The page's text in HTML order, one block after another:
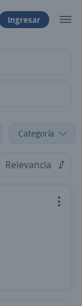
Ingresar
Categoría
Relevancia